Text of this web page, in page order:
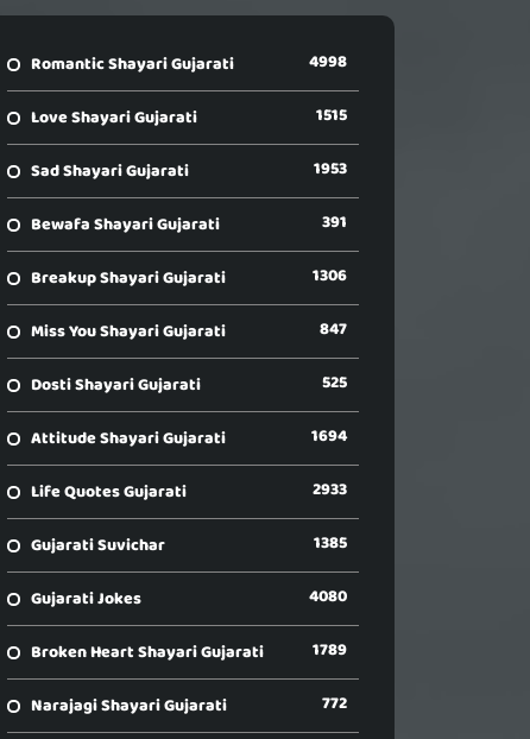
Romantic Shayari Gujarati 4998
Love Shayari Gujarati 1515
Sad Shayari Gujarati 1953
Bewafa Shayari Gujarati 391
Breakup Shayari Gujarati 1306
Miss You Shayari Gujarati 847
Dosti Shayari Gujarati 525
Attitude Shayari Gujarati 1694
Life Quotes Gujarati 2933
Gujarati Suvichar 1385
Gujarati Jokes 4080
Broken Heart Shayari Gujarati 1789
Narajagi Shayari Gujarati 772